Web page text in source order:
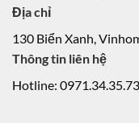
Địa chỉ
130 Biển Xanh,
Thông tin liên hệ
Hotline: 0971.34.35.73